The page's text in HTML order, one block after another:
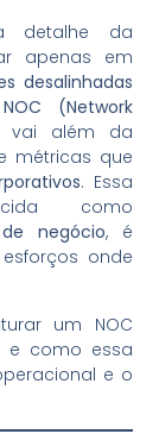
detalhe da
apenas em
desalinhadas
NOC (Network
vai além da
métricas que
. Essa
como
negócio, é
onde
um NOC
e como essa
e o